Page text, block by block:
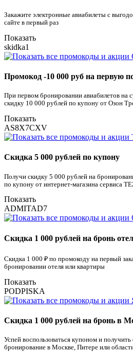
Закажите электронные авиабилеты с
сайте в первый раз
Показать
skidka1
Промокод -10 000 руб на первую
При первом бронировании авиабилетов на
скидку 10 000 рублей по купону от Озон
Показать
AS8X7CXV
Скидка 5 000 рублей по купону
Получи скидку 5 000 рублей на
по купону от интернет-магазина сервиса
Показать
ADMITAD7
Скидка 1 000 рублей на бронь
Скидка 1 000 ₽ по промокоду на первый
бронировании отеля или квартиры
Показать
PODPISKA
Скидка 1 000 рублей на бронь в
Успей воспользоваться купоном и
бронирование в Москве, Питере или